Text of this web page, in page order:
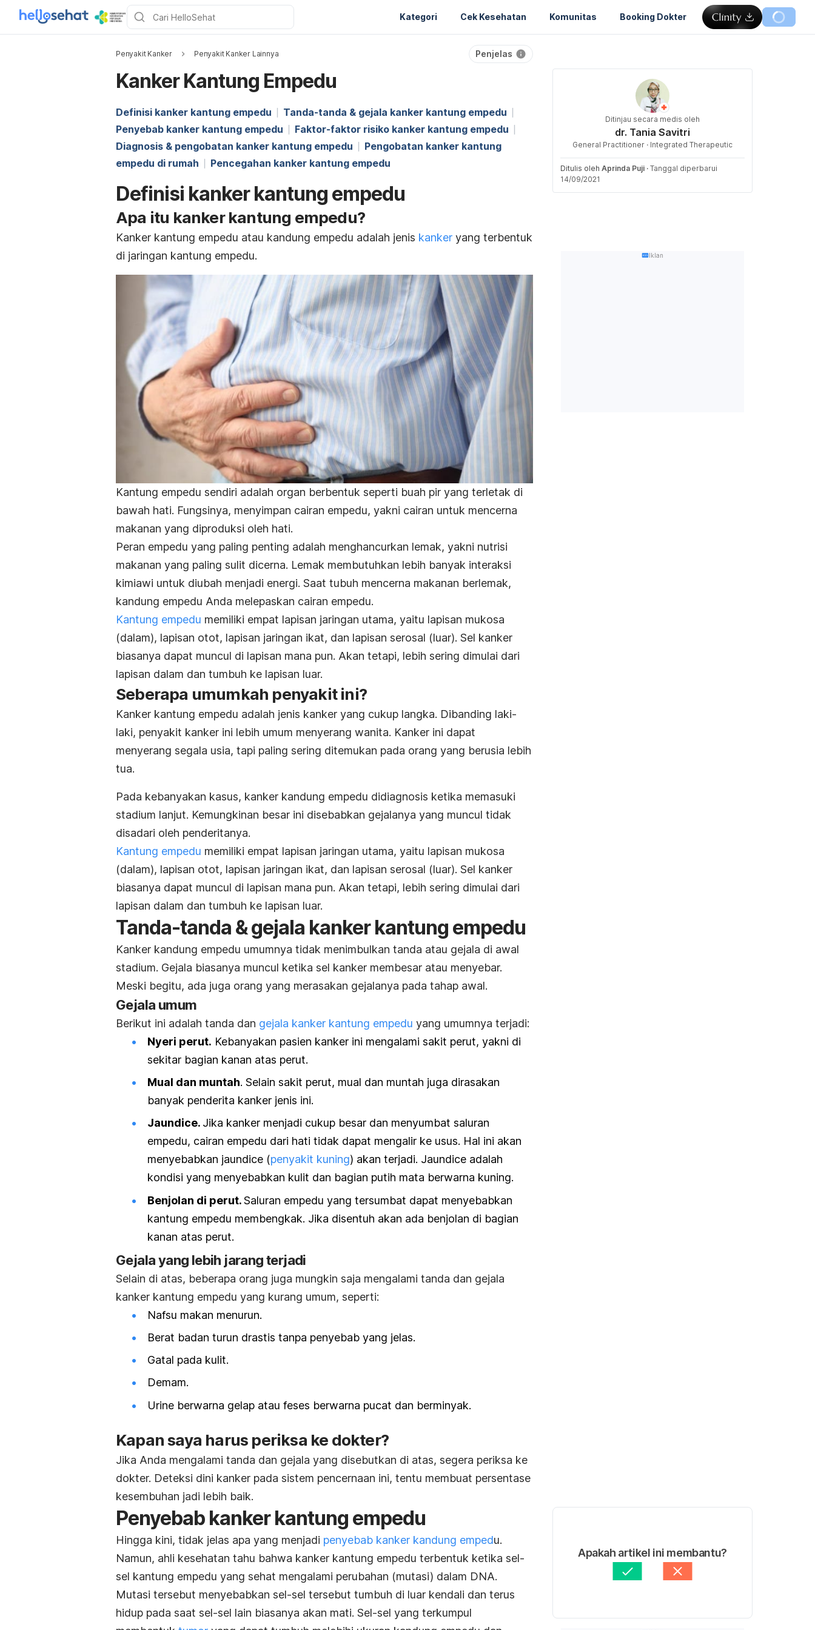
Kategori Cek Kesehatan Komunitas Booking Dokter
Penyakit Kanker Penyakit Kanker Lainnya Penjelas
Kanker Kantung Empedu
Definisi kanker kantung empedu
Tanda-tanda & gejala kanker kantung empedu
Penyebab kanker kantung empedu
Faktor-faktor risiko kanker kantung empedu
Diagnosis & pengobatan kanker kantung empedu
Pengobatan kanker kantung
empedu di rumah
Pencegahan kanker kantung empedu
Definisi kanker kantung empedu
Apa itu kanker kantung empedu?
Kanker kantung empedu atau kandung empedu adalah jenis kanker yang terbentuk
di jaringan kantung empedu.
Kantung empedu sendiri adalah organ berbentuk seperti buah pir yang terletak di
bawah hati. Fungsinya, menyimpan cairan empedu, yakni cairan untuk mencerna
makanan yang diproduksi oleh hati.
Peran empedu yang paling penting adalah menghancurkan lemak, yakni nutrisi
makanan yang paling sulit dicerna. Lemak membutuhkan lebih banyak interaksi
kimiawi untuk diubah menjadi energi. Saat tubuh mencerna makanan berlemak,
kandung empedu Anda melepaskan cairan empedu.
Kantung empedu memiliki empat lapisan jaringan utama, yaitu lapisan mukosa
(dalam), lapisan otot, lapisan jaringan ikat, dan lapisan serosal (luar). Sel kanker
biasanya dapat muncul di lapisan mana pun. Akan tetapi, lebih sering dimulai dari
lapisan dalam dan tumbuh ke lapisan luar.
Seberapa umumkah penyakit ini?
Kanker kantung empedu adalah jenis kanker yang cukup langka. Dibanding laki-
laki, penyakit kanker ini lebih umum menyerang wanita. Kanker ini dapat
menyerang segala usia, tapi paling sering ditemukan pada orang yang berusia lebih
tua.
Pada kebanyakan kasus, kanker kandung empedu didiagnosis ketika memasuki
stadium lanjut. Kemungkinan besar ini disebabkan gejalanya yang muncul tidak
disadari oleh penderitanya.
Kantung empedu memiliki empat lapisan jaringan utama, yaitu lapisan mukosa
(dalam), lapisan otot, lapisan jaringan ikat, dan lapisan serosal (luar). Sel kanker
biasanya dapat muncul di lapisan mana pun. Akan tetapi, lebih sering dimulai dari
lapisan dalam dan tumbuh ke lapisan luar.
Tanda-tanda & gejala kanker kantung empedu
Kanker kandung empedu umumnya tidak menimbulkan tanda atau gejala di awal
stadium. Gejala biasanya muncul ketika sel kanker membesar atau menyebar.
Meski begitu, ada juga orang yang merasakan gejalanya pada tahap awal.
Gejala umum
Berikut ini adalah tanda dan gejala kanker kantung empedu yang umumnya terjadi:
Nyeri perut. Kebanyakan pasien kanker ini mengalami sakit perut, yakni di
sekitar bagian kanan atas perut.
Mual dan muntah. Selain sakit perut, mual dan muntah juga dirasakan
banyak penderita kanker jenis ini.
Jaundice. Jika kanker menjadi cukup besar dan menyumbat saluran
empedu, cairan empedu dari hati tidak dapat mengalir ke usus. Hal ini akan
menyebabkan jaundice (penyakit kuning) akan terjadi. Jaundice adalah
kondisi yang menyebabkan kulit dan bagian putih mata berwarna kuning.
Benjolan di perut.Saluran empedu yang tersumbat dapat menyebabkan
kantung empedu membengkak. Jika disentuh akan ada benjolan di bagian
kanan atas perut.
Gejala yang lebih jarang terjadi
Selain di atas, beberapa orang juga mungkin saja mengalami tanda dan gejala
kanker kantung empedu yang kurang umum, seperti:
Nafsu makan menurun.
Berat badan turun drastis tanpa penyebab yang jelas.
Gatal pada kulit.
Demam.
Urine berwarna gelap atau feses berwarna pucat dan berminyak.
Kapan saya harus periksa ke dokter?
Jika Anda mengalami tanda dan gejala yang disebutkan di atas, segera periksa ke
dokter. Deteksi dini kanker pada sistem pencernaan ini, tentu membuat persentase
kesembuhan jadi lebih baik.
Penyebab kanker kantung empedu
Hingga kini, tidak jelas apa yang menjadi penyebab kanker kandung empedu.
Namun, ahli kesehatan tahu bahwa kanker kantung empedu terbentuk ketika sel-
sel kantung empedu yang sehat mengalami perubahan (mutasi) dalam DNA.
Mutasi tersebut menyebabkan sel-sel tersebut tumbuh di luar kendali dan terus
hidup pada saat sel-sel lain biasanya akan mati. Sel-sel yang terkumpul
Ditinjau secara medis oleh
dr. Tania Savitri
General Practitioner · Integrated Therapeutic
Ditulis oleh Aprinda Puji · Tanggal diperbarui
14/09/2021
Iklan
Apakah artikel ini membantu?